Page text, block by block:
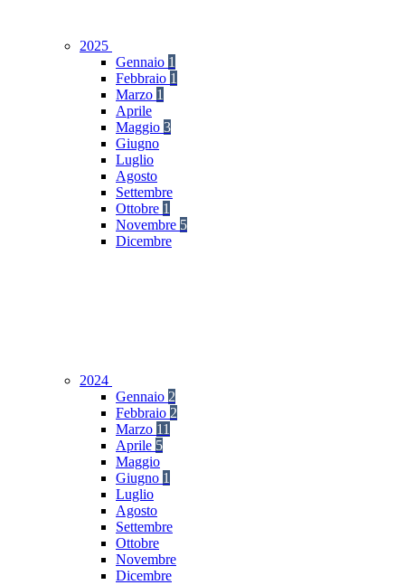
2025
Gennaio 1
Febbraio 1
Marzo 1
Aprile
Maggio 3
Giugno
Luglio
Agosto
Settembre
Ottobre 1
Novembre 5
Dicembre
2024
Gennaio 2
Febbraio 2
Marzo 11
Aprile 5
Maggio
Giugno 1
Luglio
Agosto
Settembre
Ottobre
Novembre
Dicembre